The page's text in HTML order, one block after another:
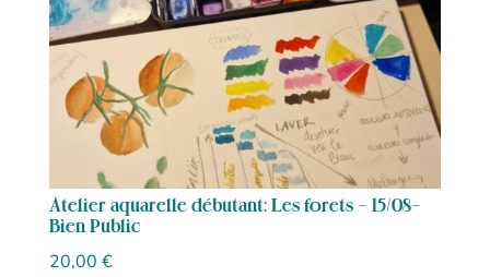
Atelier aquarelle débutant: Les forets – 15/08-
Bien Public
20,00 €